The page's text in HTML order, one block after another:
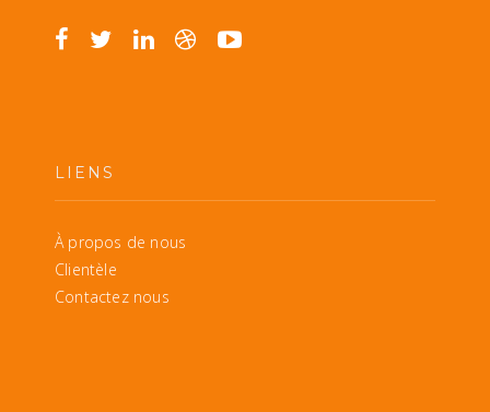
LIENS
À propos de nous
Clientèle
Contactez nous